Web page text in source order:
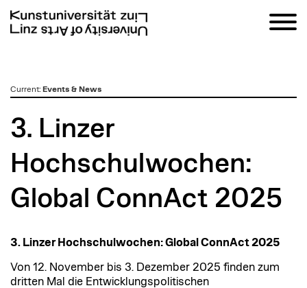
zumCurrent: Events & News
3. Linzer
Hochschulwochen:
Global ConnAct 2025
3. Linzer Hochschulwochen: Global ConnAct 2025
Von 12. November bis 3. Dezember 2025 finden zum
dritten Mal die Entwicklungspolitischen